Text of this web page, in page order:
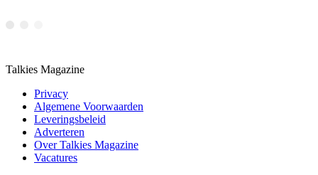
Talkies Magazine
Privacy
Algemene Voorwaarden
Leveringsbeleid
Adverteren
Over Talkies Magazine
Vacatures